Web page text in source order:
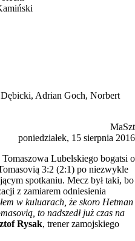
Adrian Goch, Norbert
MaSzt
poniedziałek, 15 sierpnia 2016
Lubelskiego bogatsi o
3:2 (2:1) po niezwykle
spotkaniu. Mecz był taki, bo
z zamiarem odniesienia
w kuluarach, że skoro Hetman
to nadszedł już czas na
Rysak, trener zamojskiego